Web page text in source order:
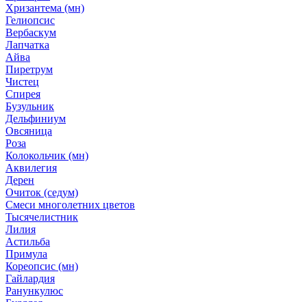
Хризантема (мн)
Гелиопсис
Вербаскум
Лапчатка
Айва
Пиретрум
Чистец
Спирея
Бузульник
Дельфиниум
Овсяница
Роза
Колокольчик (мн)
Аквилегия
Дерен
Очиток (седум)
Смеси многолетних цветов
Тысячелистник
Лилия
Астильба
Примула
Кореопсис (мн)
Гайлардия
Ранункулюс